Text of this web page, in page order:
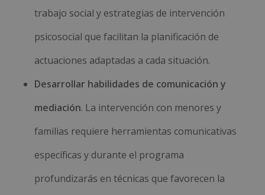
trabajo social y estrategias de intervención
psicosocial que facilitan la planificación de
actuaciones adaptadas a cada situación.
Desarrollar habilidades de comunicación y
mediación. La intervención con menores y
familias requiere herramientas comunicativas
específicas y durante el programa
profundizarás en técnicas que favorecen la